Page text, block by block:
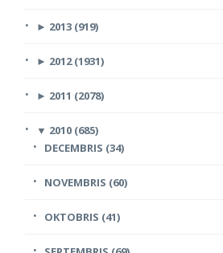
► 2013 (919)
► 2012 (1931)
► 2011 (2078)
▼ 2010 (685)
DECEMBRIS (34)
NOVEMBRIS (60)
OKTOBRIS (41)